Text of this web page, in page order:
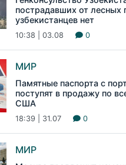
пострадавших от
узбекистанцев нет
10:38 | 03.08 0
МИР
Памятные паспорта с
поступят в продажу по
США
18:39 | 31.07 0
МИР